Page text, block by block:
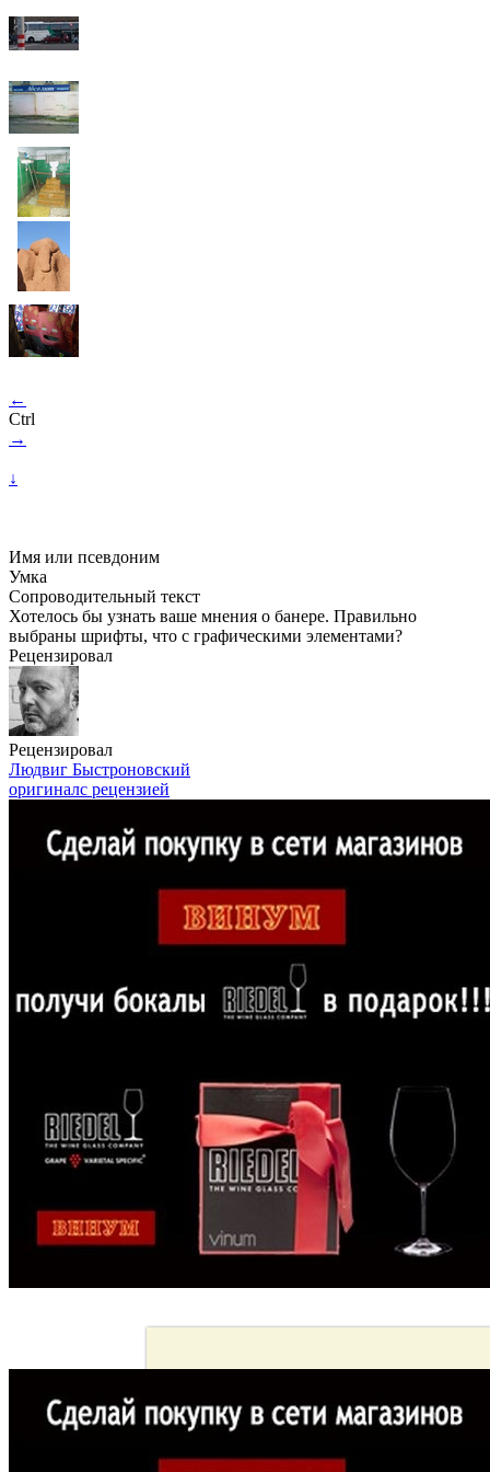
←
Ctrl
→
↓
Имя или псевдоним
Умка
Сопроводительный текст
Хотелось бы узнать ваше мнения о банере. Правильно
выбраны шрифты, что с графическими элементами?
Рецензировал
Рецензировал
Людвиг Быстроновский
оригиналс рецензией